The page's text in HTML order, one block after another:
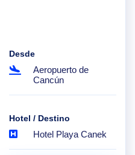
Desde
Aeropuerto de
Cancún
Hotel / Destino
Hotel Playa Canek